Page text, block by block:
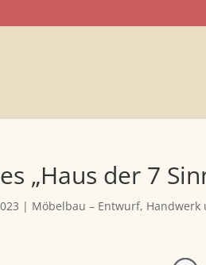
„Haus der 7
| Möbelbau – Entwurf, Handwerk